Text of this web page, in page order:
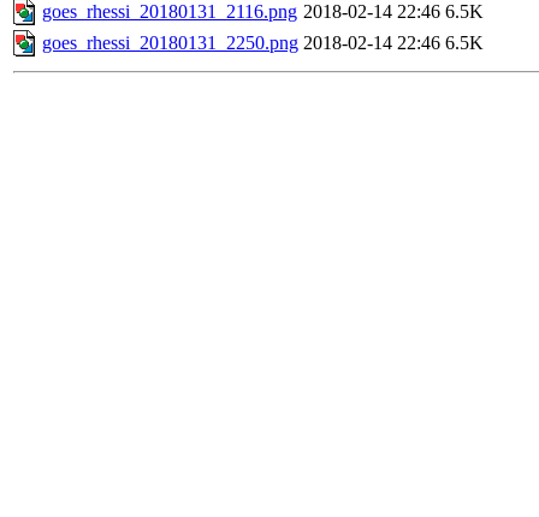
goes_rhessi_20180131_2116.png 2018-02-14 22:46 6.5K
goes_rhessi_20180131_2250.png 2018-02-14 22:46 6.5K